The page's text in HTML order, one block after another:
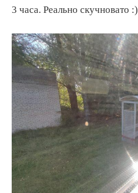
3 часа. Реально скучновато :)